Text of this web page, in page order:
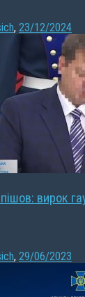
, 23/12/2024
вирок
, 29/06/2023